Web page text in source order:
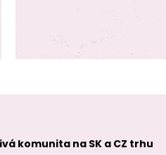
komunita na SK a CZ trhu